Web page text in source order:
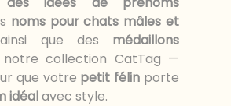
noms pour chats mâles et
que des médaillons
collection CatTag —
que votre petit félin porte
idéalavec style.